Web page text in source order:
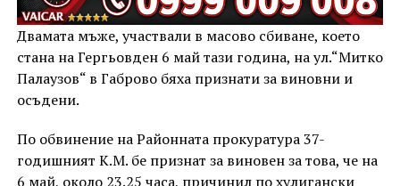
Двамата мъже, участвали в масово сбиване, което
стана на Гергьовден 6 май тази година, на ул.“Митко
Палаузов“ в Габрово бяха признати за виновни и
осъдени.
По обвинение на Районната прокуратура 37-
годишният К.М. бе признат за виновен за това, че на
6 май, около 23.25 часа, причинил по хулигански